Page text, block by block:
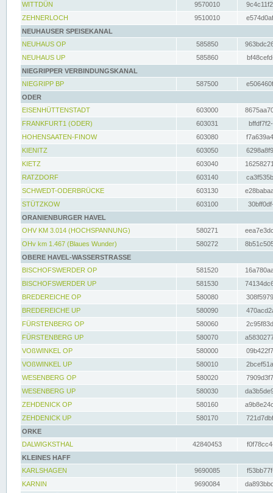
WITTDÜN
9570010
ZEHNERLOCH
9510010
NEUHAUSER SPEISEKANAL
NEUHAUS OP
585850
NEUHAUS UP
585860
NIEGRIPPER VERBINDUNGSKANAL
NIEGRIPP BP
587500
ODER
EISENHÜTTENSTADT
603000
FRANKFURT1 (ODER)
603031
HOHENSAATEN-FINOW
603080
KIENITZ
603050
KIETZ
603040
RATZDORF
603140
SCHWEDT-ODERBRÜCKE
603130
STÜTZKOW
603100
ORANIENBURGER HAVEL
OHV KM 3.014 (HOCHSPANNUNG)
580271
OHv km 1.467 (Blaues Wunder)
580272
OBERE HAVEL-WASSERSTRASSE
BISCHOFSWERDER OP
581520
BISCHOFSWERDER UP
581530
BREDEREICHE OP
580080
BREDEREICHE UP
580090
FÜRSTENBERG OP
580060
FÜRSTENBERG UP
580070
VOßWINKEL OP
580000
VOßWINKEL UP
580010
WESENBERG OP
580020
WESENBERG UP
580030
ZEHDENICK OP
580160
ZEHDENICK UP
580170
ORKE
DALWIGKSTHAL
42840453
KLEINES HAFF
KARLSHAGEN
9690085
KARNIN
9690084